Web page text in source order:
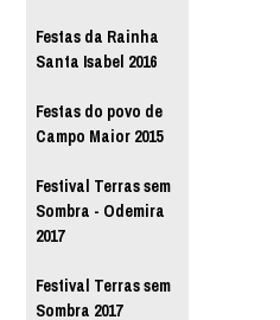
Festas da Rainha
Santa Isabel 2016
Festas do povo de
Campo Maior 2015
Festival Terras sem
Sombra - Odemira
2017
Festival Terras sem
Sombra 2017